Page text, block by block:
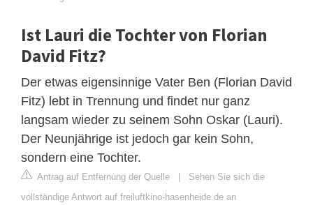
Ist Lauri die Tochter von Florian
David Fitz?
Der etwas eigensinnige Vater Ben (Florian David
Fitz) lebt in Trennung und findet nur ganz
langsam wieder zu seinem Sohn Oskar (Lauri).
Der Neunjährige ist jedoch gar kein Sohn,
sondern eine Tochter.
Antrag auf Entfernung der Quelle | Sehen Sie sich die
vollständige Antwort auf freiluftkino-hasenheide.de an